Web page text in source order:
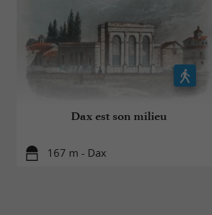
Dax est son milieu
167 m - Dax